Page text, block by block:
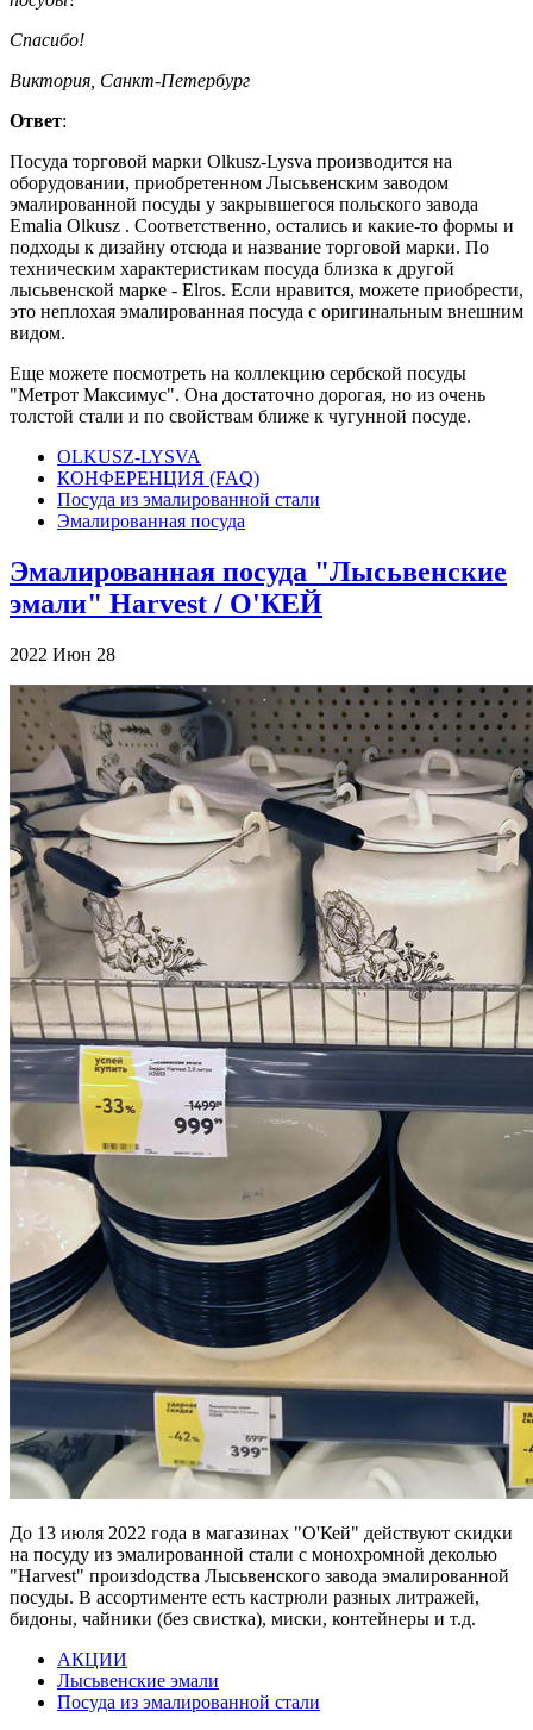
Спасибо!
Виктория, Санкт-Петербург
Ответ:
Посуда торговой марки Olkusz-Lysva производится на
оборудовании, приобретенном Лысьвенским заводом
эмалированной посуды у закрывшегося польского завода
Emalia Olkusz . Соответственно, остались и какие-то формы и
подходы к дизайну отсюда и название торговой марки. По
техническим характеристикам посуда близка к другой
лысьвенской марке - Elros. Если нравится, можете приобрести,
это неплохая эмалированная посуда с оригинальным внешним
видом.
Еще можете посмотреть на коллекцию сербской посуды
"Метрот Максимус". Она достаточно дорогая, но из очень
толстой стали и по свойствам ближе к чугунной посуде.
OLKUSZ-LYSVA
КОНФЕРЕНЦИЯ (FAQ)
Посуда из эмалированной стали
Эмалированная посуда
Эмалированная посуда "Лысьвенские
эмали" Harvest / О'КЕЙ
2022 Июн 28
До 13 июля 2022 года в магазинах "О'Кей" действуют скидки
на посуду из эмалированной стали с монохромной деколью
"Harvest" произdодства Лысьвенского завода эмалированной
посуды. В ассортименте есть кастрюли разных литражей,
бидоны, чайники (без свистка), миски, контейнеры и т.д.
АКЦИИ
Лысьвенские эмали
Посуда из эмалированной стали